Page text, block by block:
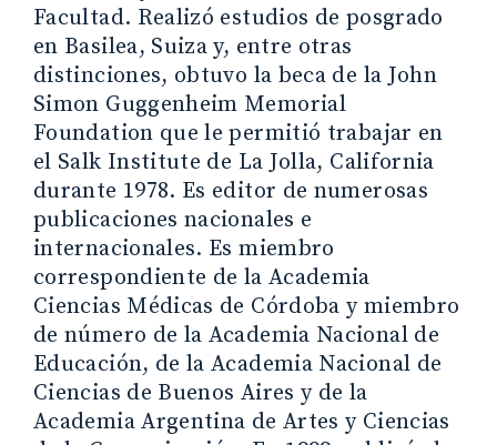
Facultad. Realizó estudios de posgrado
en Basilea, Suiza y, entre otras
distinciones, obtuvo la beca de la John
Simon Guggenheim Memorial
Foundation que le permitió trabajar en
el Salk Institute de La Jolla, California
durante 1978. Es editor de numerosas
publicaciones nacionales e
internacionales. Es miembro
correspondiente de la Academia
Ciencias Médicas de Córdoba y miembro
de número de la Academia Nacional de
Educación, de la Academia Nacional de
Ciencias de Buenos Aires y de la
Academia Argentina de Artes y Ciencias